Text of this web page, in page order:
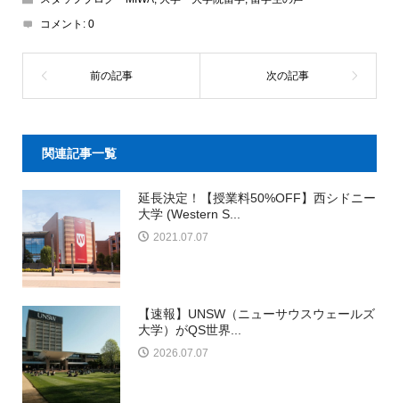
コメント: 0
関連記事一覧
延長決定！【授業料50%OFF】西シドニー
大学 (Western S...
2021.07.07
【速報】UNSW（ニューサウスウェールズ
大学）がQS世界...
2026.07.07